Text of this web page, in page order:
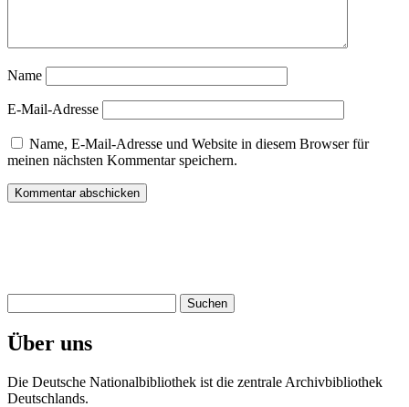
Name
E-Mail-Adresse
Name, E-Mail-Adresse und Website in diesem Browser für
meinen nächsten Kommentar speichern.
nach:
Über uns
Die Deutsche Nationalbibliothek ist die zentrale Archivbibliothek
Deutschlands.